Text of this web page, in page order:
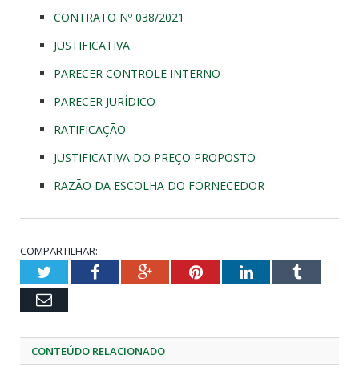
CONTRATO Nº 038/2021
JUSTIFICATIVA
PARECER CONTROLE INTERNO
PARECER JURÍDICO
RATIFICAÇÃO
JUSTIFICATIVA DO PREÇO PROPOSTO
RAZÃO DA ESCOLHA DO FORNECEDOR
COMPARTILHAR:
TwitterFacebookGoogle+PinterestLinkedInTumblr
Email
CONTEÚDO RELACIONADO